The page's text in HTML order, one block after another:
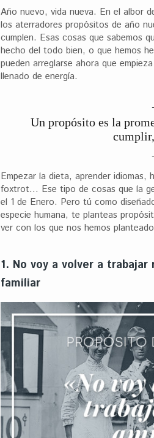
Año nuevo, vida nueva. En el albor
los aterradores propósitos de año
cumplen. Esas cosas que sabemos
hecho del todo bien, o que hemos
pueden arreglarse ahora que
llenado de energía.
Un propósito es la
Empezar la dieta, aprender idiomas,
foxtrot… Ese tipo de cosas que la
el 1 de Enero. Pero tú como
especie humana, te planteas
ver con los que nos hemos
1. No voy a volver a trabajar
familiar